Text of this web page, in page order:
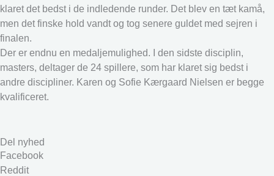
klaret det bedst i de indledende runder. Det blev en tæt kamå,
men det finske hold vandt og tog senere guldet med sejren i
finalen.
Der er endnu en medaljemulighed. I den sidste disciplin,
masters, deltager de 24 spillere, som har klaret sig bedst i
andre discipliner. Karen og Sofie Kærgaard Nielsen er begge
kvalificeret.
Del nyhed
Facebook
Reddit